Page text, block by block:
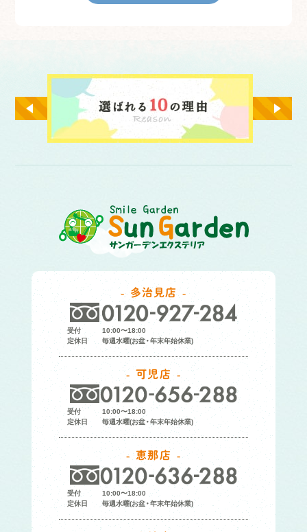
多治見店
受付
10:00〜18:00
定休日
毎週水曜(お盆・年末年始休業)
可児店
受付
10:00〜18:00
定休日
毎週水曜(お盆・年末年始休業)
恵那店
受付
10:00〜18:00
定休日
毎週水曜(お盆・年末年始休業)